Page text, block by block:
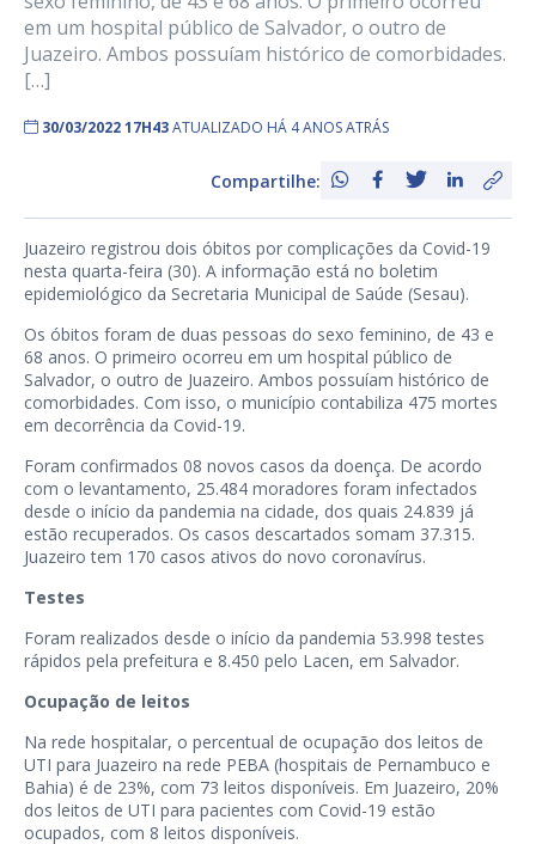
em um hospital público de Salvador, o outro de
Juazeiro. Ambos possuíam histórico de comorbidades.
[…]
30/03/2022 17H43ATUALIZADO HÁ 4 ANOS ATRÁS
Compartilhe:
Juazeiro registrou dois óbitos por complicações da Covid-19
nesta quarta-feira (30). A informação está no boletim
epidemiológico da Secretaria Municipal de Saúde (Sesau).
Os óbitos foram de duas pessoas do sexo feminino, de 43 e
68 anos. O primeiro ocorreu em um hospital público de
Salvador, o outro de Juazeiro. Ambos possuíam histórico de
comorbidades. Com isso, o município contabiliza 475 mortes
em decorrência da Covid-19.
Foram confirmados 08 novos casos da doença. De acordo
com o levantamento, 25.484 moradores foram infectados
desde o início da pandemia na cidade, dos quais 24.839 já
estão recuperados. Os casos descartados somam 37.315.
Juazeiro tem 170 casos ativos do novo coronavírus.
Testes
Foram realizados desde o início da pandemia 53.998 testes
rápidos pela prefeitura e 8.450 pelo Lacen, em Salvador.
Ocupação de leitos
Na rede hospitalar, o percentual de ocupação dos leitos de
UTI para Juazeiro na rede PEBA (hospitais de Pernambuco e
Bahia) é de 23%, com 73 leitos disponíveis. Em Juazeiro, 20%
dos leitos de UTI para pacientes com Covid-19 estão
ocupados, com 8 leitos disponíveis.